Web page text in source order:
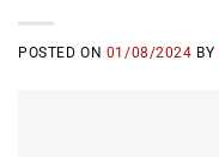
POSTED ON 01/08/2024 BY